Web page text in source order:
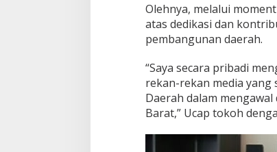
Olehnya, melalui
atas dedikasi dan
pembangunan daerah.
“Saya secara pribadi
rekan-rekan media
Daerah dalam
Barat,” Ucap tokoh